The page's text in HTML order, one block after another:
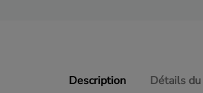
Description
Détails